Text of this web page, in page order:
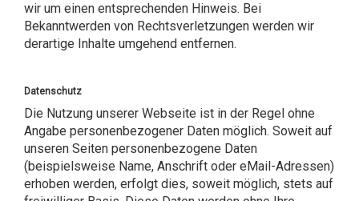
wir um einen entsprechenden Hinweis. Bei
Bekanntwerden von Rechtsverletzungen werden wir
derartige Inhalte umgehend entfernen.
Datenschutz
Die Nutzung unserer Webseite ist in der Regel ohne
Angabe personenbezogener Daten möglich. Soweit auf
unseren Seiten personenbezogene Daten
(beispielsweise Name, Anschrift oder eMail-Adressen)
erhoben werden, erfolgt dies, soweit möglich, stets auf